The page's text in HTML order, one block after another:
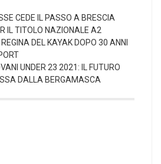
CEDE IL PASSO A BRESCIA
IL TITOLO NAZIONALE A2
DEL KAYAK DOPO 30 ANNI
UNDER 23 2021: IL FUTURO
DALLA BERGAMASCA